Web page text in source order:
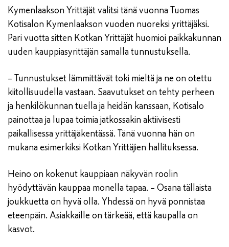
Kymenlaakson Yrittäjät valitsi tänä vuonna Tuomas
Kotisalon Kymenlaakson vuoden nuoreksi yrittäjäksi.
Pari vuotta sitten Kotkan Yrittäjät huomioi paikkakunnan
uuden kauppiasyrittäjän samalla tunnustuksella.
– Tunnustukset lämmittävät toki mieltä ja ne on otettu
kiitollisuudella vastaan. Saavutukset on tehty perheen
ja henkilökunnan tuella ja heidän kanssaan, Kotisalo
painottaa ja lupaa toimia jatkossakin aktiivisesti
paikallisessa yrittäjäkentässä. Tänä vuonna hän on
mukana esimerkiksi Kotkan Yrittäjien hallituksessa.
Heino on kokenut kauppiaan näkyvän roolin
hyödyttävän kauppaa monella tapaa. – Osana tällaista
joukkuetta on hyvä olla. Yhdessä on hyvä ponnistaa
eteenpäin. Asiakkaille on tärkeää, että kaupalla on
kasvot.